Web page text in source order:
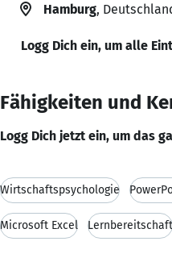
Hamburg,
Logg Dich ein, um alle
Fähigkeiten und
Logg Dich jetzt ein, um das
Wirtschaftspsychologie
Microsoft Excel Lernbereitschaft